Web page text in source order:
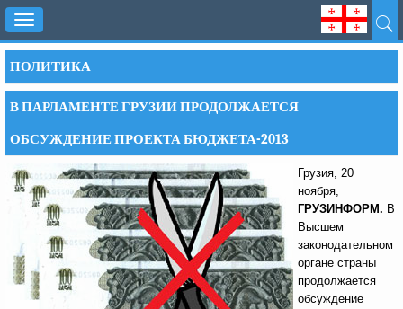
Toggle
navigation
ПОЛИТИКА
В ПАРЛАМЕНТЕ ГРУЗИИ ПРОДОЛЖАЕТСЯ
ОБСУЖДЕНИЕ ПРОЕКТА БЮДЖЕТА-2013
Грузия, 20
ноября,
ГРУЗИНФОРМ. В
Высшем
законодательном
органе страны
продолжается
обсуждение